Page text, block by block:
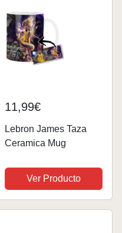
11,99€
Lebron James Taza
Ceramica Mug
Ver Producto